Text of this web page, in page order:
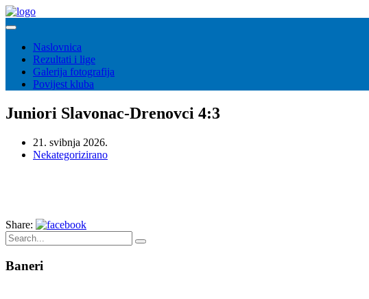
Naslovnica
Rezultati i lige
Galerija fotografija
Povijest kluba
Juniori Slavonac-Drenovci 4:3
21. svibnja 2026.
Nekategorizirano
Share:
Baneri